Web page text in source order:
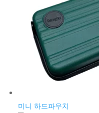
미니 하드파우치